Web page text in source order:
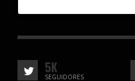
5K
SEGUIDORES